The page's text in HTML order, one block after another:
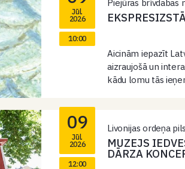
Jūl.
2026
10:00
Piejūras brīvdabas
Aicinām iepazīt
aizraujošā un
kādu lomu tās
09
Jūl.
2026
12:00
Livonijas ordeņa pils
MUZEJS
DĀRZA